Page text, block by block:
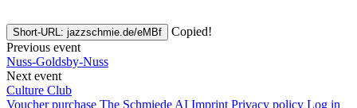
Short-URL: jazzschmie.de/eMBf
Copied!
Previous event
Nuss-Goldsby-Nuss
Next event
Culture Club
Voucher purchase The Schmiede AI Imprint Privacy policy Log in